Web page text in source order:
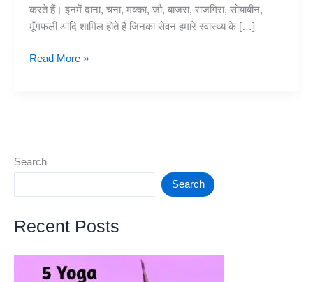
करते हैं। इनमें दाना, चना, मक्का, जौ, बाजरा, राजगिरा, सोयाबीन,
मूँगफली आदि शामिल होते हैं जिनका सेवन हमारे स्वास्थ्य के […]
मोटे
क्यों
मोटे
अनाज
हैं
गुण,
Read More »
Search
Search
Recent Posts